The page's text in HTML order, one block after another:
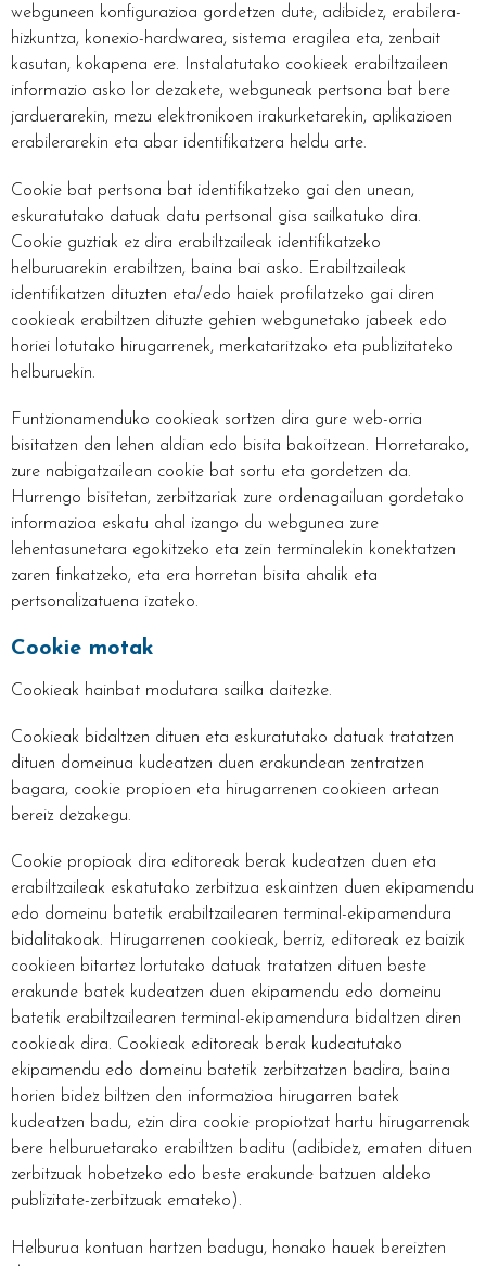
webguneen konfigurazioa gordetzen dute, adibidez, erabilera-
hizkuntza, konexio-hardwarea, sistema eragilea eta, zenbait
kasutan, kokapena ere. Instalatutako cookieek erabiltzaileen
informazio asko lor dezakete, webguneak pertsona bat bere
jarduerarekin, mezu elektronikoen irakurketarekin, aplikazioen
erabilerarekin eta abar identifikatzera heldu arte.
Cookie bat pertsona bat identifikatzeko gai den unean,
eskuratutako datuak datu pertsonal gisa sailkatuko dira.
Cookie guztiak ez dira erabiltzaileak identifikatzeko
helburuarekin erabiltzen, baina bai asko. Erabiltzaileak
identifikatzen dituzten eta/edo haiek profilatzeko gai diren
cookieak erabiltzen dituzte gehien webgunetako jabeek edo
horiei lotutako hirugarrenek, merkataritzako eta publizitateko
helburuekin.
Funtzionamenduko cookieak sortzen dira gure web-orria
bisitatzen den lehen aldian edo bisita bakoitzean. Horretarako,
zure nabigatzailean cookie bat sortu eta gordetzen da.
Hurrengo bisitetan, zerbitzariak zure ordenagailuan gordetako
informazioa eskatu ahal izango du webgunea zure
lehentasunetara egokitzeko eta zein terminalekin konektatzen
zaren finkatzeko, eta era horretan bisita ahalik eta
pertsonalizatuena izateko.
Cookie motak
Cookieak hainbat modutara sailka daitezke.
Cookieak bidaltzen dituen eta eskuratutako datuak tratatzen
dituen domeinua kudeatzen duen erakundean zentratzen
bagara, cookie propioen eta hirugarrenen cookieen artean
bereiz dezakegu.
Cookie propioak dira editoreak berak kudeatzen duen eta
erabiltzaileak eskatutako zerbitzua eskaintzen duen ekipamendu
edo domeinu batetik erabiltzailearen terminal-ekipamendura
bidalitakoak. Hirugarrenen cookieak, berriz, editoreak ez baizik
cookieen bitartez lortutako datuak tratatzen dituen beste
erakunde batek kudeatzen duen ekipamendu edo domeinu
batetik erabiltzailearen terminal-ekipamendura bidaltzen diren
cookieak dira. Cookieak editoreak berak kudeatutako
ekipamendu edo domeinu batetik zerbitzatzen badira, baina
horien bidez biltzen den informazioa hirugarren batek
kudeatzen badu, ezin dira cookie propiotzat hartu hirugarrenak
bere helburuetarako erabiltzen baditu (adibidez, ematen dituen
zerbitzuak hobetzeko edo beste erakunde batzuen aldeko
publizitate-zerbitzuak emateko).
Helburua kontuan hartzen badugu, honako hauek bereizten